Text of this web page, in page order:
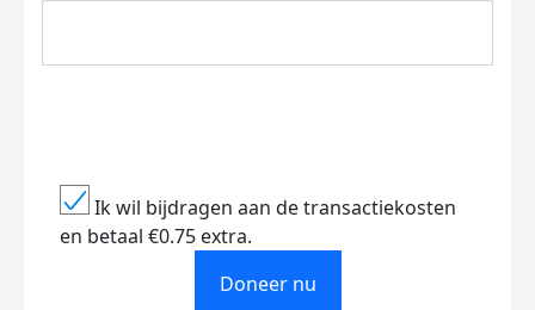
Ik wil bijdragen aan de transactiekosten
en betaal €0.75 extra.
Doneer nu